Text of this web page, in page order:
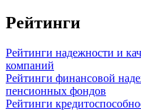
Рейтинги
Рейтинги надежности и
компаний
Рейтинги финансовой
пенсионных фондов
Рейтинги